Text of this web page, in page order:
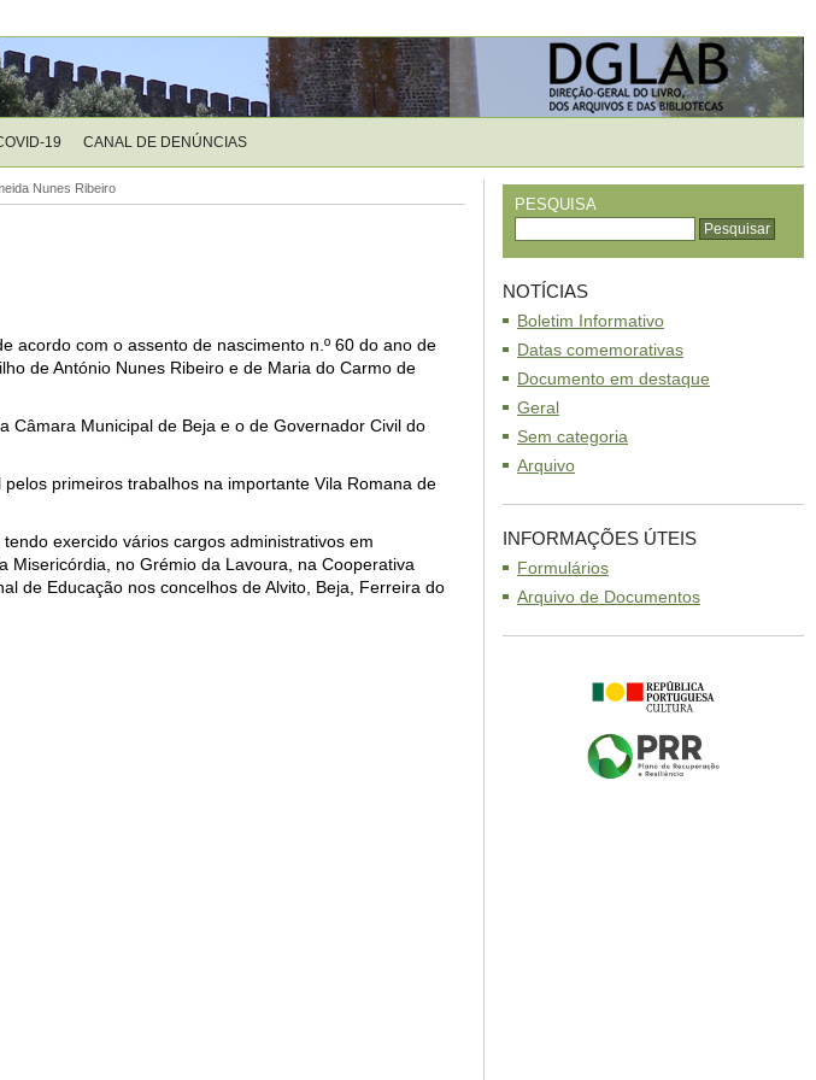
19 CANAL DE DENÚNCIAS
Nunes Ribeiro
acordo com o assento de nascimento n.º 60 do ano de
de António Nunes Ribeiro e de Maria do Carmo de
Câmara Municipal de Beja e o de Governador Civil do
primeiros trabalhos na importante Vila Romana de
exercido vários cargos administrativos em
Misericórdia, no Grémio da Lavoura, na Cooperativa
de Educação nos concelhos de Alvito, Beja, Ferreira do
PESQUISA
NOTÍCIAS
Boletim Informativo
Datas comemorativas
Documento em destaque
Geral
Sem categoria
Arquivo
INFORMAÇÕES ÚTEIS
Formulários
Arquivo de Documentos